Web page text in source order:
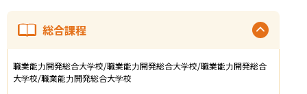
総合課程
職業能力開発総合大学校/職業能力開発総合大学校/職業能力開発総合
大学校/職業能力開発総合大学校